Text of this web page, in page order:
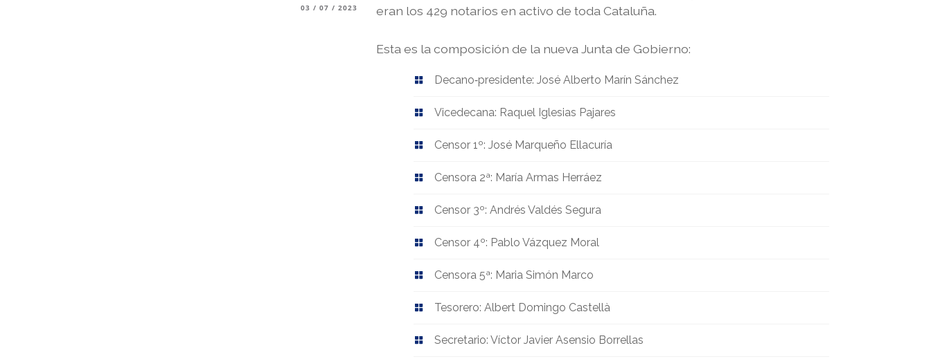
03 / 07 / 2023
eran los 429 notarios en activo de toda Cataluña.
Esta es la composición de la nueva Junta de Gobierno:
Decano‐presidente: José Alberto Marín Sánchez
Vicedecana: Raquel Iglesias Pajares
Censor 1º: José Marqueño Ellacuría
Censora 2ª: María Armas Herráez
Censor 3º: Andrés Valdés Segura
Censor 4º: Pablo Vázquez Moral
Censora 5ª: Maria Simón Marco
Tesorero: Albert Domingo Castellà
Secretario: Víctor Javier Asensio Borrellas